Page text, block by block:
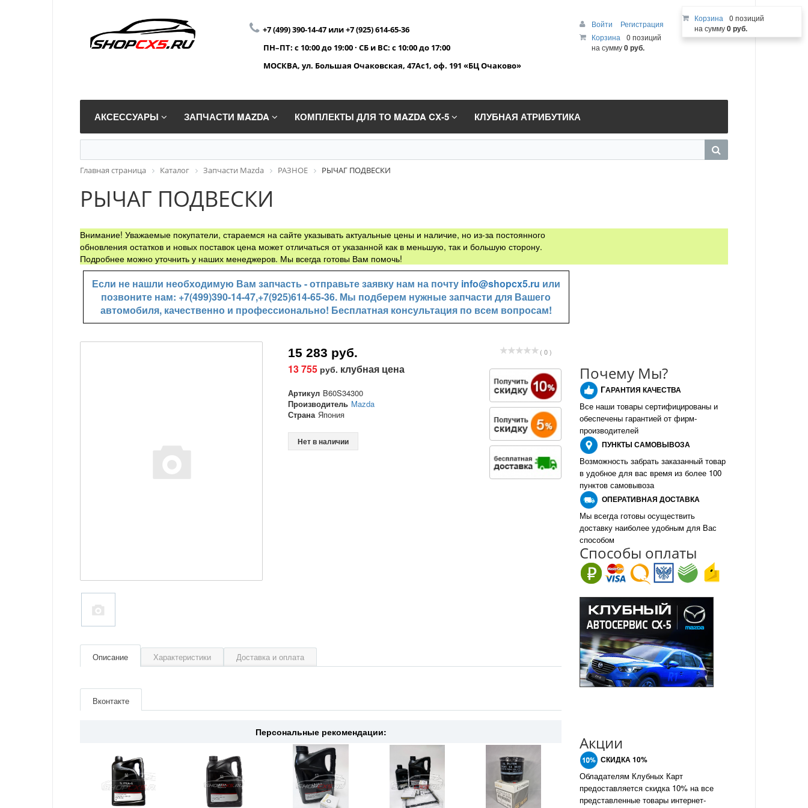
+7 (499) 390-14-47 или +7 (925) 614-65-36
ПН–ПТ: с 10:00 до 19:00 · СБ и ВС: с 10:00 до 17:00
МОСКВА, ул. Большая Очаковская, 47Ас1, оф. 191 «БЦ Очаково»
Войти
Регистрация
Корзина
0 позиций
на сумму0 руб.
АКСЕССУАРЫ ЗАПЧАСТИ MAZDA КОМПЛЕКТЫ ДЛЯ ТО MAZDA CX-5 КЛУБНАЯ АТРИБУТИКА
Главная страница Каталог Запчасти Mazda РАЗНОЕ РЫЧАГ ПОДВЕСКИ
РЫЧАГ ПОДВЕСКИ
Внимание! Уважаемые покупатели, стараемся на сайте указывать актуальные цены и наличие, но из-за постоянного
обновления остатков и новых поставок цена может отличаться от указанной как в меньшую, так и большую сторону.
Подробнее можно уточнить у наших менеджеров. Мы всегда готовы Вам помочь!
Если не нашли необходимую Вам запчасть - отправьте заявку нам на почту info@shopcx5.ru или
позвоните нам: +7(499)390-14-47,+7(925)614-65-36. Мы подберем нужные запчасти для Вашего
автомобиля, качественно и профессионально! Бесплатная консультация по всем вопросам!
( 0 )
15 283 руб.
13 755 руб. клубная цена
Артикул B60S34300
Производитель Mazda
Страна Япония
Нет в наличии
Описание Характеристики Доставка и оплата
Страна Япония
Вконтакте
Персональные рекомендации:
Почему Мы?
ГАРАНТИЯ КАЧЕСТВА
Все наши товары сертифицированы и
обеспечены гарантией от фирм-
производителей
ПУНКТЫ САМОВЫВОЗА
Возможность забрать заказанный товар
в удобное для вас время из более 100
пунктов самовывоза
ОПЕРАТИВНАЯ ДОСТАВКА
Мы всегда готовы осуществить
доставку наиболее удобным для Вас
способом
Способы оплаты
Корзина
0 позиций
на сумму0 руб.
Акции
СКИДКА 10%
Обладателям Клубных Карт
предоставляется скидка 10% на все
представленные товары интернет-